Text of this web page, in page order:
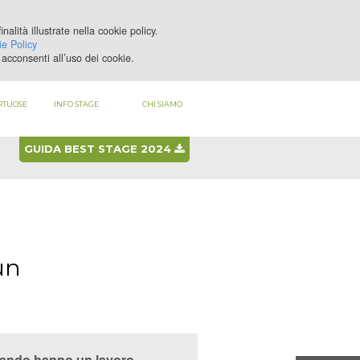
REGISTRATI
LOGIN
GUIDA BEST STAGE 2024
INFO STAGE CHI SIAMO
illustrate nella cookie policy.
Policy
all’uso dei cookie.